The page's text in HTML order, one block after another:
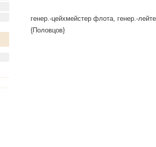
генер.-цейхмейстер флота, генер.-
{Половцов}